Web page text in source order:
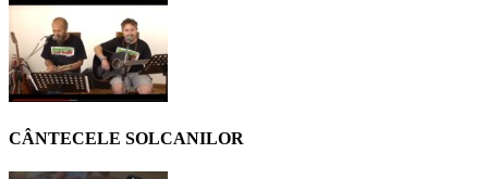
CÂNTECELE SOLCANILOR